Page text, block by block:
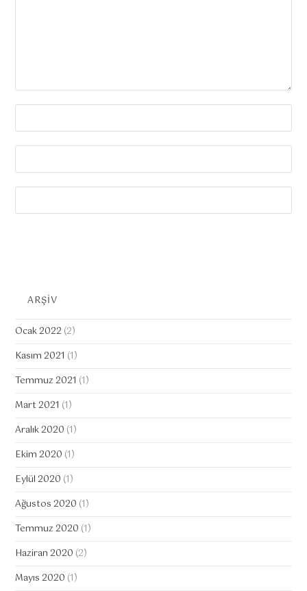
ARŞİV
Ocak 2022 (2)
Kasım 2021 (1)
Temmuz 2021 (1)
Mart 2021 (1)
Aralık 2020 (1)
Ekim 2020 (1)
Eylül 2020 (1)
Ağustos 2020 (1)
Temmuz 2020 (1)
Haziran 2020 (2)
Mayıs 2020 (1)